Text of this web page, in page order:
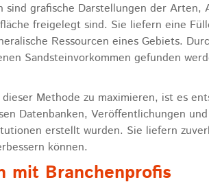
sind grafische Darstellungen der
freigelegt sind. Sie liefern eine
Ressourcen eines Gebiets.
Sandsteinvorkommen gefunden
Methode zu maximieren, ist es
Datenbanken, Veröffentlichungen
erstellt wurden. Sie liefern
können.
mit Branchenprofis